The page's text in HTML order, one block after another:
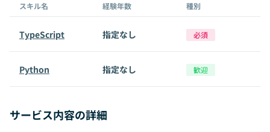
スキル名 経験年数 種別
TypeScript 指定なし 必須
Python 指定なし 歓迎
サービス内容の詳細